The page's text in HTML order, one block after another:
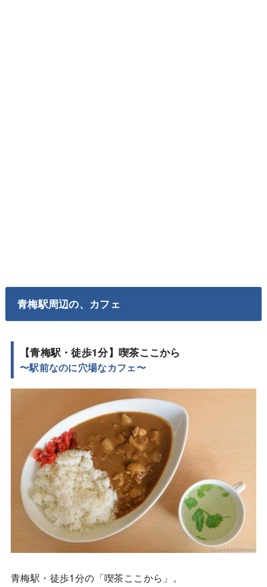
青梅駅周辺の、カフェ
【青梅駅・徒歩1分】喫茶ここから
〜駅前なのに穴場なカフェ〜
青梅駅・徒歩1分の「喫茶ここから」。